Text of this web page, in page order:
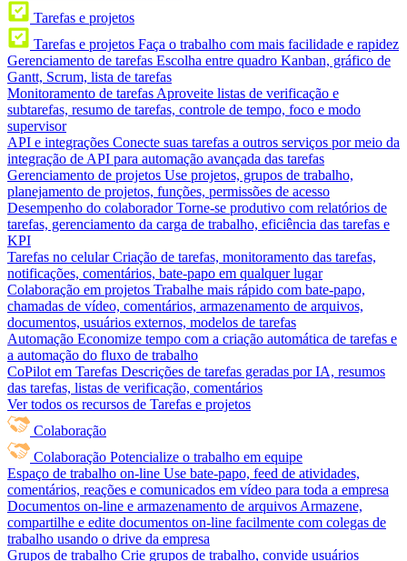
Tarefas e projetos
Tarefas e projetos Faça o trabalho com mais facilidade e rapidez
Gerenciamento de tarefas Escolha entre quadro Kanban, gráfico de
Gantt, Scrum, lista de tarefas
Monitoramento de tarefas Aproveite listas de verificação e
subtarefas, resumo de tarefas, controle de tempo, foco e modo
supervisor
API e integrações Conecte suas tarefas a outros serviços por meio da
integração de API para automação avançada das tarefas
Gerenciamento de projetos Use projetos, grupos de trabalho,
planejamento de projetos, funções, permissões de acesso
Desempenho do colaborador Torne-se produtivo com relatórios de
tarefas, gerenciamento da carga de trabalho, eficiência das tarefas e
KPI
Tarefas no celular Criação de tarefas, monitoramento das tarefas,
notificações, comentários, bate-papo em qualquer lugar
Colaboração em projetos Trabalhe mais rápido com bate-papo,
chamadas de vídeo, comentários, armazenamento de arquivos,
documentos, usuários externos, modelos de tarefas
Automação Economize tempo com a criação automática de tarefas e
a automação do fluxo de trabalho
CoPilot em Tarefas Descrições de tarefas geradas por IA, resumos
das tarefas, listas de verificação, comentários
Ver todos os recursos de Tarefas e projetos
Colaboração
Colaboração Potencialize o trabalho em equipe
Espaço de trabalho on-line Use bate-papo, feed de atividades,
comentários, reações e comunicados em vídeo para toda a empresa
Documentos on-line e armazenamento de arquivos Armazene,
compartilhe e edite documentos on-line facilmente com colegas de
trabalho usando o drive da empresa
Grupos de trabalho Crie grupos de trabalho, convide usuários